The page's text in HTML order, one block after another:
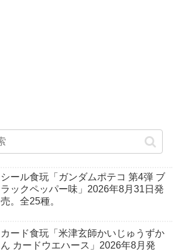
シール食玩「ガンダムポテコ 第4弾 ブ
ラックペッパー味」2026年8月31日発
売。全25種。
カード食玩「米津玄師かいじゅうずか
ん カードウエハース」2026年8月発